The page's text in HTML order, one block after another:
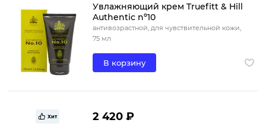
Увлажняющий крем Truefitt & Hill
Authentic nº10
антивозрастной, для чувствительной кожи,
75 мл
В корзину
Хит 2 420 ₽